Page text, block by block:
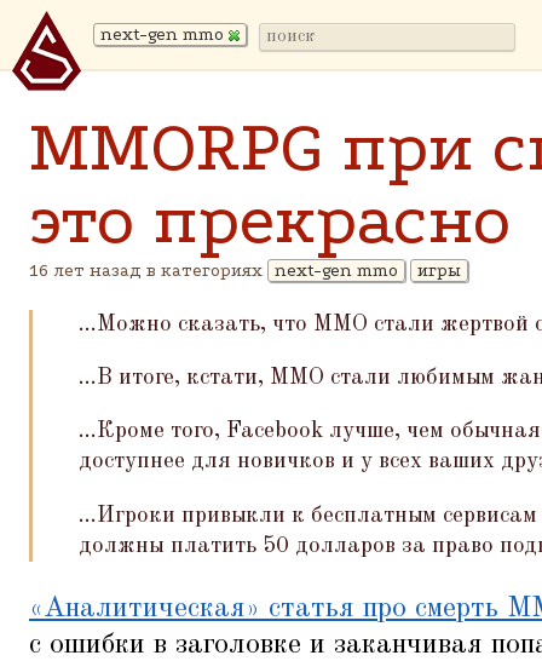
next-gen mmo
MMORPG при
это прекрасно
16 лет назад в категориях next-gen mmo игры
...Можно сказать, что ММО стали жертвой
...В итоге, кстати, ММО стали любимым
...Кроме того, Facebook лучше, чем
доступнее для новичков и у всех ваших
...Игроки привыкли к бесплатным
должны платить 50 долларов за право
«Аналитическая» статья про смерть
с ошибки в заголовке и заканчивая